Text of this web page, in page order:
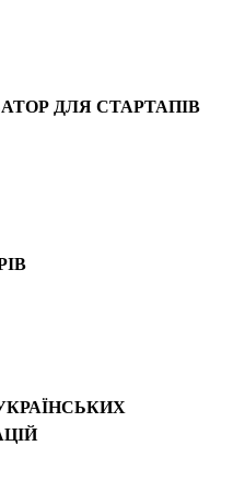
ДЛЯ СТАРТАПІВ
УКРАЇНСЬКИХ